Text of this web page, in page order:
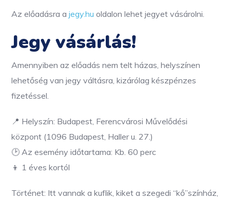
Az előadásra ajegy.hu oldalon lehet jegyet vásárolni.
Jegy vásárlás!
Amennyiben az előadás nem telt házas, helyszínen
lehetőség van jegy váltásra, kizárólag készpénzes
fizetéssel.
📍 Helyszín: Budapest, Ferencvárosi Művelődési
központ (1096 Budapest, Haller u. 27.)
🕑 Az esemény időtartama: Kb. 60 perc
👦 1 éves kortól
Történet: Itt vannak a kuflik, kiket a szegedi “kő”színház,